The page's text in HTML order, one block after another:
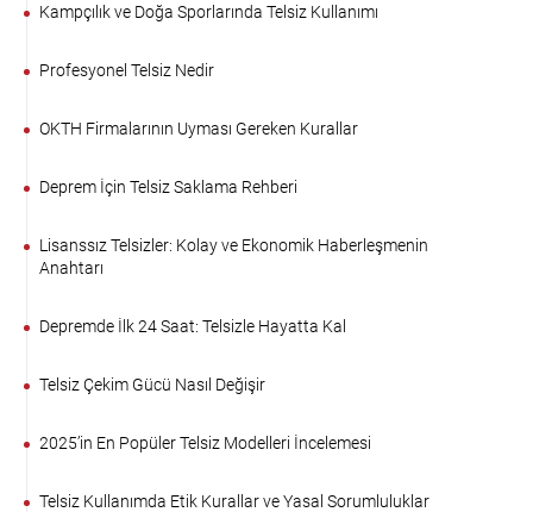
Kampçılık ve Doğa Sporlarında Telsiz Kullanımı
Profesyonel Telsiz Nedir
OKTH Firmalarının Uyması Gereken Kurallar
Deprem İçin Telsiz Saklama Rehberi
Lisanssız Telsizler: Kolay ve Ekonomik Haberleşmenin
Anahtarı
Depremde İlk 24 Saat: Telsizle Hayatta Kal
Telsiz Çekim Gücü Nasıl Değişir
2025’in En Popüler Telsiz Modelleri İncelemesi
Telsiz Kullanımda Etik Kurallar ve Yasal Sorumluluklar